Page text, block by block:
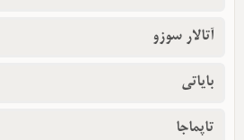
آتالار سوزو
بایاتی
تاپماجا